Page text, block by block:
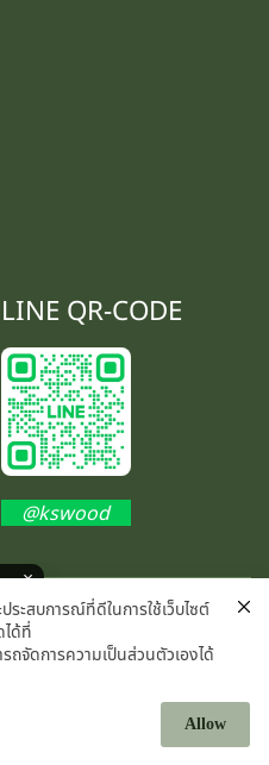
LINE QR-CODE
@kswood
rights reserved.
ะสบการณ์ที่ดีในการใช้เว็บไซต์
ด้ที่
รถจัดการความเป็นส่วนตัวเองได้
Allow